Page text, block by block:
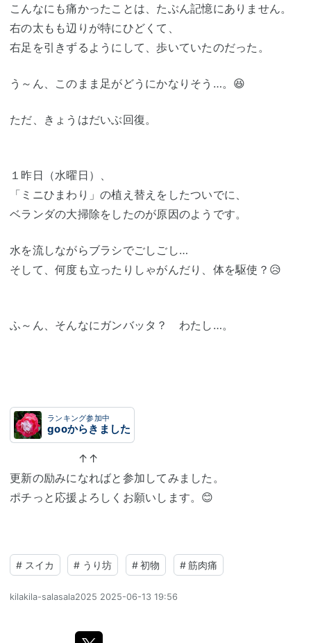
こんなにも痛かったことは、たぶん記憶にありません。
右の太もも辺りが特にひどくて、
右足を引きずるようにして、歩いていたのだった。
う～ん、このまま足がどうにかなりそう…。😆
ただ、きょうはだいぶ回復。
１昨日（水曜日）、
「ミニひまわり」の植え替えをしたついでに、
ベランダの大掃除をしたのが原因のようです。
水を流しながらブラシでごしごし…
そして、何度も立ったりしゃがんだり、体を駆使？😥
ふ～ん、そんなにガンバッタ？ わたし…。
ランキング参加中
gooからきました
↑↑
更新の励みになればと参加してみました。
ポチっと応援よろしくお願いします。😊
# スイカ # うり坊 # 初物 # 筋肉痛
kilakila-salasala2025 2025-06-13 19:56